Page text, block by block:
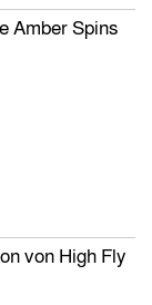
Amber Spins
von High Fly